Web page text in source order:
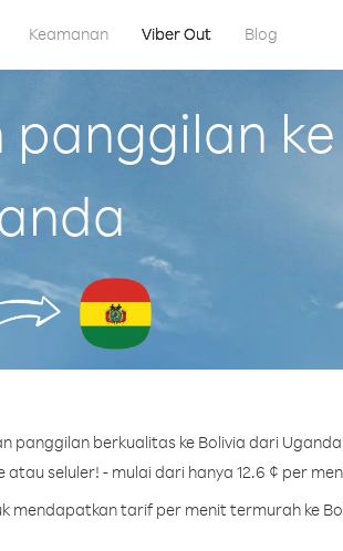
Keamanan Viber Out Blog
panggilan berkualitas ke Bolivia dari
seluler! - mulai dari hanya 12.6 ¢ per
mendapatkan tarif per menit termurah ke